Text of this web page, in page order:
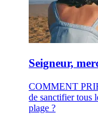
Seigneur,
COMMENT
de sanctifier tous
plage ?